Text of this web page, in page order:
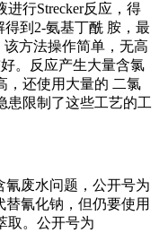
行Strecker反应，得
到2-氨基丁酰 胺，最
方法操作简单，无高
。反应产生大量含氯
，还使用大量的 二氯
患限制了这些工艺的工
氰废水问题，公开号为
替氰化钠，但仍要使用
取。公开号为